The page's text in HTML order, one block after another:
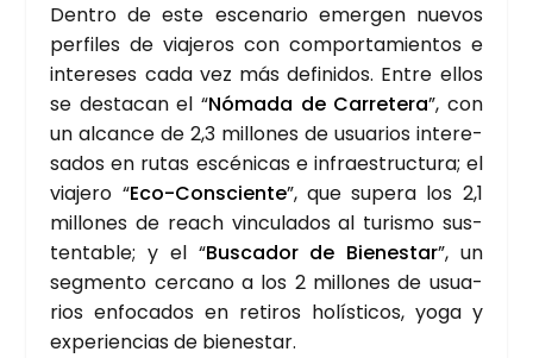
Den­tro de este esce­na­rio emer­gen nue­vos
per­fi­les de via­je­ros con com­por­ta­mien­tos e
intere­ses cada vez más defi­ni­dos. Entre ellos
se des­ta­can el “Nóma­da de Carre­te­ra”, con
un alcan­ce de 2,3 millo­nes de usua­rios intere­
sa­dos en rutas escé­ni­cas e infra­es­truc­tu­ra; el
via­je­ro “Eco-Cons­cien­te”, que supera los 2,1
millo­nes de reach vin­cu­la­dos al turis­mo sus­
ten­ta­ble; y el “Bus­ca­dor de Bien­es­tar”, un
seg­men­to cer­cano a los 2 millo­nes de usua­
rios enfo­ca­dos en reti­ros holís­ti­cos, yoga y
expe­rien­cias de bien­es­tar.